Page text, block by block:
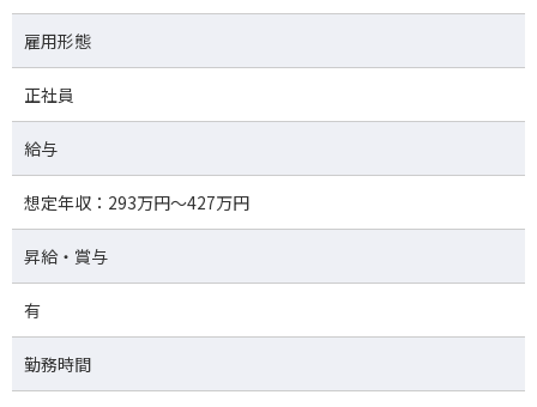
雇用形態
正社員
給与
想定年収：293万円～427万円
昇給・賞与
有
勤務時間